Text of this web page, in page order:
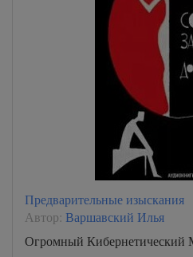
Предварительные изыскания
Автор: Варшавский Илья
Огромный Кибернетический